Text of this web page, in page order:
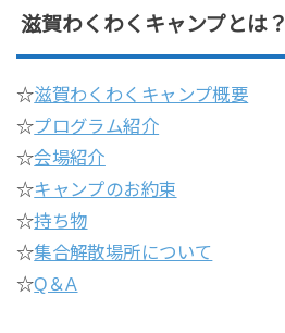
滋賀わくわくキャンプとは？
☆滋賀わくわくキャンプ概要
☆プログラム紹介
☆会場紹介
☆キャンプのお約束
☆持ち物
☆集合解散場所について
☆Q＆A